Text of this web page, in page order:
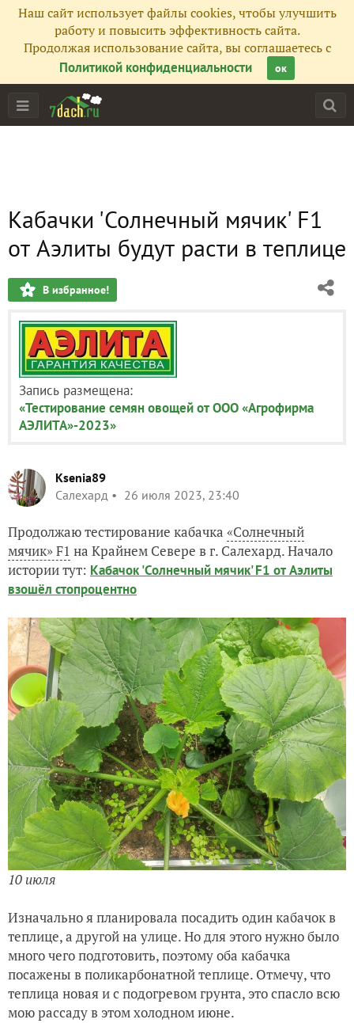
Наш сайт использует файлы cookies, чтобы улучшить
работу и повысить эффективность сайта.
Продолжая использование сайта, вы соглашаетесь с
Политикой конфиденциальности
ок
Кабачки 'Солнечный мячик' F1
от Аэлиты будут расти в теплице
В избранное!
Запись размещена:
«Тестирование семян овощей от ООО «Агрофирма
АЭЛИТА»-2023»
Ksenia89
Салехард
26 июля 2023, 23:40
Продолжаю тестирование кабачка «Солнечный
мячик» F1 на Крайнем Севере в г. Салехард. Начало
истории тут: Кабачок 'Солнечный мячик' F1 от Аэлиты
взошёл стопроцентно
10 июля
Изначально я планировала посадить один кабачок в
теплице, а другой на улице. Но для этого нужно было
много чего подготовить, поэтому оба кабачка
посажены в поликарбонатной теплице. Отмечу, что
теплица новая и с подогревом грунта, это спасло всю
мою рассаду в этом холодном июне.